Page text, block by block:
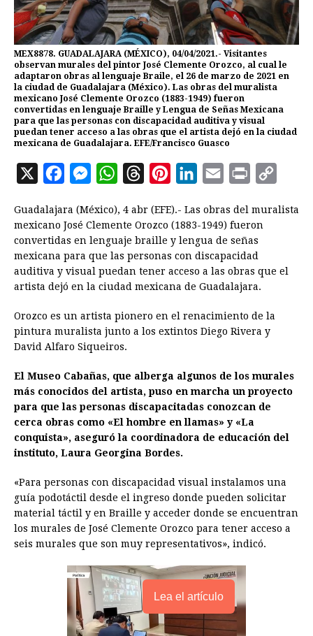
MEX8878. GUADALAJARA (MÉXICO), 04/04/2021.- Visitantes
observan murales del pintor José Clemente Orozco, al cual le
adaptaron obras al lenguaje Braile, el 26 de marzo de 2021 en
la ciudad de Guadalajara (México). Las obras del muralista
mexicano José Clemente Orozco (1883-1949) fueron
convertidas en lenguaje Braille y Lengua de Señas Mexicana
para que las personas con discapacidad auditiva y visual
puedan tener acceso a las obras que el artista dejó en la ciudad
mexicana de Guadalajara. EFE/Francisco Guasco
X
c
e
b
o
k
M
s
s
e
n
e
W
a
t
s
A
p
r
e
a
d
n
t
e
r
s
n
k
e
d
n
a
i
l
i
n
t
p
Guadalajara (México), 4 abr (EFE).- Las obras del muralista
mexicano José Clemente Orozco (1883-1949) fueron
convertidas en lenguaje braille y lengua de señas
mexicana para que las personas con discapacidad
auditiva y visual puedan tener acceso a las obras que el
artista dejó en la ciudad mexicana de Guadalajara.
Orozco es un artista pionero en el renacimiento de la
pintura muralista junto a los extintos Diego Rivera y
David Alfaro Siqueiros.
El Museo Cabañas, que alberga algunos de los murales
más conocidos del artista, puso en marcha un proyecto
para que las personas discapacitadas conozcan de
cerca obras como «El hombre en llamas» y «La
conquista», aseguró la coordinadora de educación del
instituto, Laura Georgina Bordes.
«Para personas con discapacidad visual instalamos una
guía podotáctil desde el ingreso donde pueden solicitar
material táctil y en Braille y acceder donde se encuentran
los murales de José Clemente Orozco para tener acceso a
seis murales que son muy representativos», indicó.
Lea el artículo